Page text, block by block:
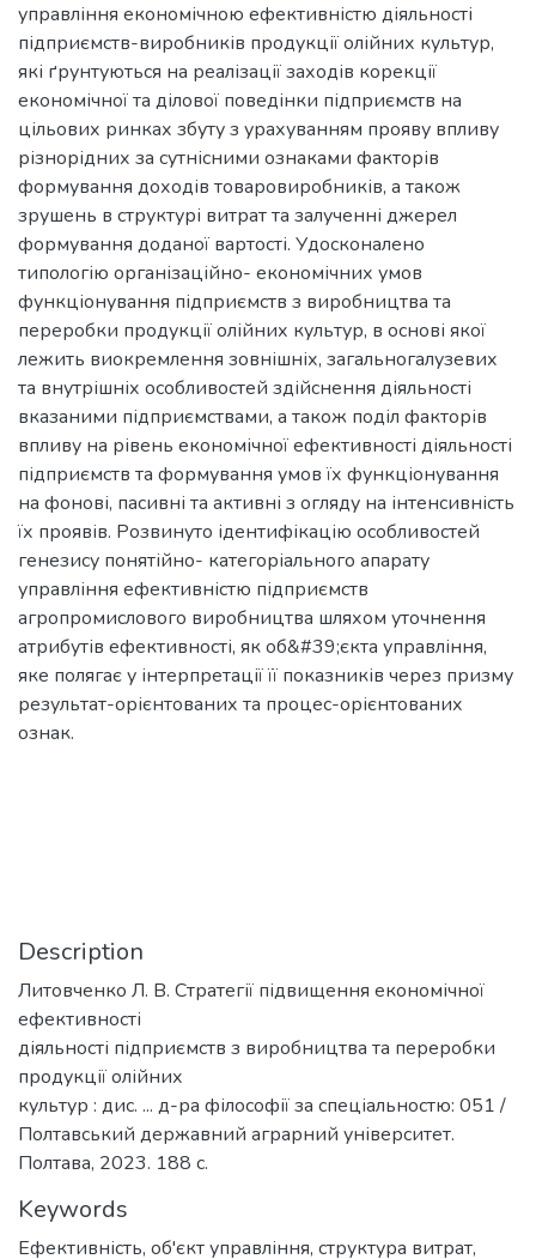
управління економічною ефективністю діяльності
підприємств-виробників продукції олійних культур,
які ґрунтуються на реалізації заходів корекції
економічної та ділової поведінки підприємств на
цільових ринках збуту з урахуванням прояву впливу
різнорідних за сутнісними ознаками факторів
формування доходів товаровиробників, а також
зрушень в структурі витрат та залученні джерел
формування доданої вартості. Удосконалено
типологію організаційно- економічних умов
функціонування підприємств з виробництва та
переробки продукції олійних культур, в основі якої
лежить виокремлення зовнішніх, загальногалузевих
та внутрішніх особливостей здійснення діяльності
вказаними підприємствами, а також поділ факторів
впливу на рівень економічної ефективності діяльності
підприємств та формування умов їх функціонування
на фонові, пасивні та активні з огляду на інтенсивність
їх проявів. Розвинуто ідентифікацію особливостей
генезису понятійно- категоріального апарату
управління ефективністю підприємств
агропромислового виробництва шляхом уточнення
атрибутів ефективності, як об&#39;єкта управління,
яке полягає у інтерпретації її показників через призму
результат-орієнтованих та процес-орієнтованих
ознак.
Description
Литовченко Л. В. Стратегії підвищення економічної
ефективності
діяльності підприємств з виробництва та переробки
продукції олійних
культур : дис. ... д-ра філософії за спеціальностю: 051 /
Полтавський державний аграрний університет.
Полтава, 2023. 188 с.
Keywords
Ефективність, об'єкт управління, структура витрат,